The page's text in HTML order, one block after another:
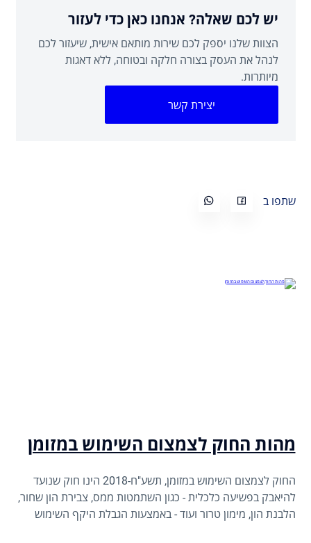
יש לכם שאלה? אנחנו כאן כדי לעזור
הצוות שלנו יספק לכם שירות מותאם אישית, שיעזור לכם
לנהל את העסק בצורה חלקה ובטוחה, ללא דאגות
מיותרות.
יצירת קשר
שתפו ב
מהות החוק לצמצום השימוש במזומן
החוק לצמצום השימוש במזומן, תשע"ח-2018 הינו חוק שנועד
להיאבק בפשיעה כלכלית - כגון השתמטות ממס, צבירת הון שחור,
הלבנת הון, מימון טרור ועוד - באמצעות הגבלת היקף השימוש